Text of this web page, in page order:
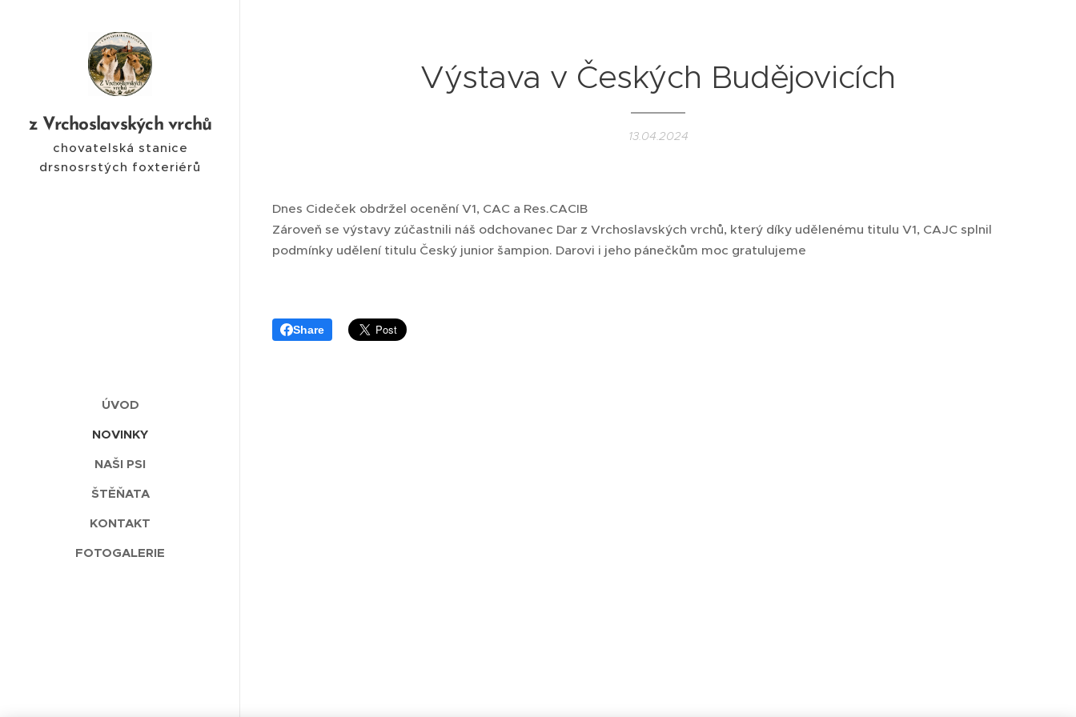
z Vrchoslavských vrchů
chovatelská stanice
drsnosrstých foxteriérů
ÚVOD
NOVINKY
NAŠI PSI
ŠTĚŇATA
KONTAKT
FOTOGALERIE
Výstava v Českých Budějovicích
13.04.2024
Dnes Cideček obdržel ocenění V1, CAC a Res.CACIB
Zároveň se výstavy zúčastnili náš odchovanec Dar z Vrchoslavských vrchů, který díky udělenému titulu V1, CAJC splnil
podmínky udělení titulu Český junior šampion. Darovi i jeho pánečkům moc gratulujeme ❤️
Share